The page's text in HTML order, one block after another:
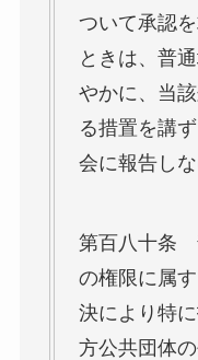
ついて承認
ときは、普
やかに、当
る措置を講
会に報告し
第百八十条
の権限に属
決により特
方公共団体